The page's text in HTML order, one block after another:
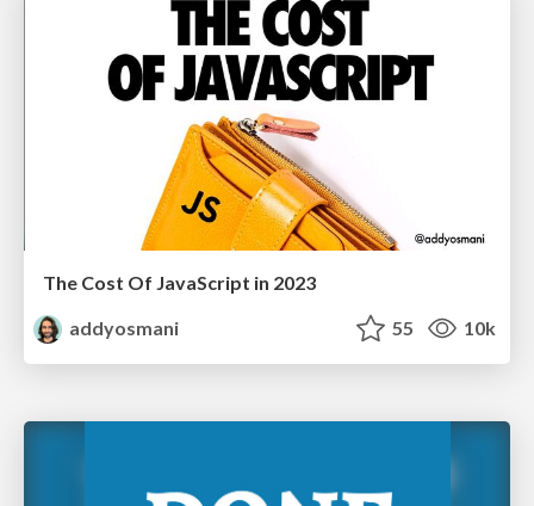
The Cost Of JavaScript in 2023
addyosmani
55 10k